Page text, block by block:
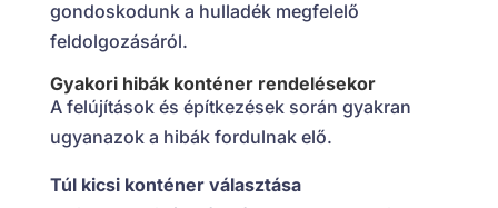
gondoskodunk a hulladék megfelelő
feldolgozásáról.
Gyakori hibák konténer rendelésekor
A felújítások és építkezések során gyakran
ugyanazok a hibák fordulnak elő.
Túl kicsi konténer választása